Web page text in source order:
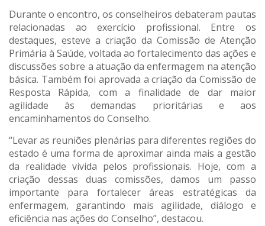
Durante o encontro, os conselheiros debateram pautas
relacionadas ao exercício profissional. Entre os
destaques, esteve a criação da Comissão de Atenção
Primária à Saúde, voltada ao fortalecimento das ações e
discussões sobre a atuação da enfermagem na atenção
básica. Também foi aprovada a criação da Comissão de
Resposta Rápida, com a finalidade de dar maior
agilidade às demandas prioritárias e aos
encaminhamentos do Conselho.
“Levar as reuniões plenárias para diferentes regiões do
estado é uma forma de aproximar ainda mais a gestão
da realidade vivida pelos profissionais. Hoje, com a
criação dessas duas comissões, damos um passo
importante para fortalecer áreas estratégicas da
enfermagem, garantindo mais agilidade, diálogo e
eficiência nas ações do Conselho”, destacou.